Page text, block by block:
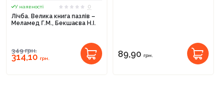
У наявності
0
Лічба. Велика книга пазлів –
Меламед Г.М., Бекшаєва Н.І.
349грн.
314,10 грн. 89,90 грн.